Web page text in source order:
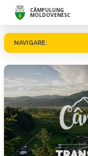
CÂMPULUNG
MOLDOVENESC
NAVIGARE: